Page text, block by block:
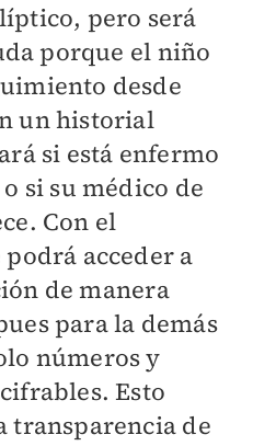
pero será
porque el niño
desde
un historial
si está enfermo
si su médico de
Con el
podrá acceder a
de manera
para la demás
números y
Esto
transparencia de